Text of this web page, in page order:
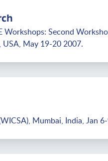
Second
May 19-20 2007.
Mumbai, India, Jan